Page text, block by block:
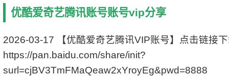
类型: 冒险
制片国家/地区: 美国
上映日期: 2015-02-24(美国)
IMDb链接: tt3829170
优酷爱奇艺腾讯账号账号vip分享
2026-03-17 【优酷爱奇艺腾讯VIP账号】点击链接
https://pan.baidu.com/share/init?
surl=cjBV3TmFMaQeaw2xYroyEg&pwd=8888